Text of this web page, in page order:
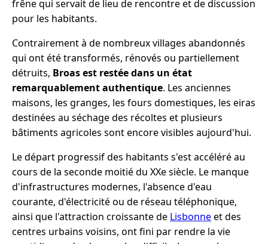
frêne qui servait de lieu de rencontre et de discussion
pour les habitants.
Contrairement à de nombreux villages abandonnés
qui ont été transformés, rénovés ou partiellement
détruits, Broas est restée dans un état
remarquablement authentique. Les anciennes
maisons, les granges, les fours domestiques, les eiras
destinées au séchage des récoltes et plusieurs
bâtiments agricoles sont encore visibles aujourd'hui.
Le départ progressif des habitants s'est accéléré au
cours de la seconde moitié du XXe siècle. Le manque
d'infrastructures modernes, l'absence d'eau
courante, d'électricité ou de réseau téléphonique,
ainsi que l'attraction croissante de Lisbonneet des
centres urbains voisins, ont fini par rendre la vie